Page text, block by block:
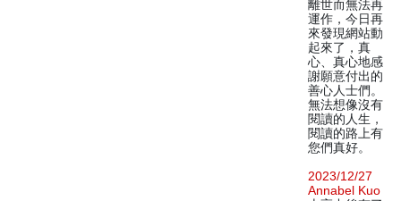
離世而無法再
運作，今日再
來發現網站動
起來了，真
心、真心地感
謝願意付出的
善心人士們。
無法想像沒有
閱讀的人生，
閱讀的路上有
您們真好。
2023/12/27
Annabel Kuo